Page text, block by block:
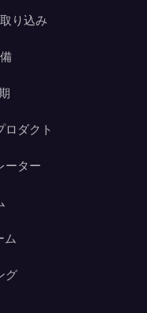
り込み
ロダクト
ーター
ム
グ